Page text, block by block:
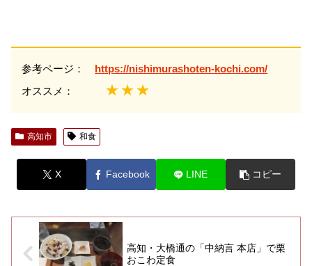
参考ページ： https://nishimurashoten-kochi.com/
オススメ： ★★★
高知市 和食
X Facebook LINE コピー
高知・大橋通の「中納言 本店」で栗
おこわ定食